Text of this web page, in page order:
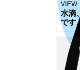
VIEW:
水滴
です
すが
涙
ど
と